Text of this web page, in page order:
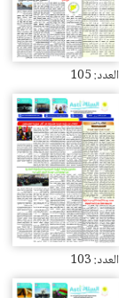
العدد: 105
العدد: 103